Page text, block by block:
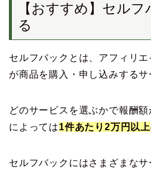
【おすすめ】セル
る
セルフバックとは、アフィリ
が商品を購入・申し込みするサ
どのサービスを選ぶかで報酬
によっては1件あたり2万円以上
セルフバックにはさまざまなサ